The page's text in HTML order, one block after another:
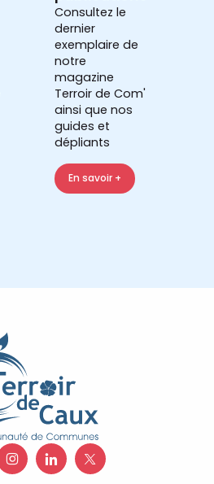
Consultez le
dernier
exemplaire de
notre
magazine
Terroir de Com'
ainsi que nos
guides et
dépliants
En savoir +